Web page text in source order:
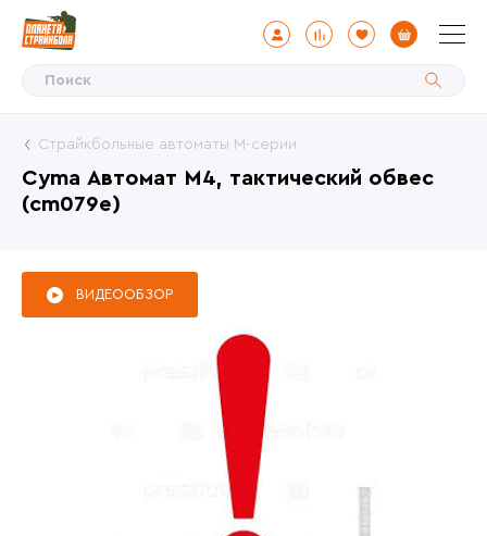
Cyma Автомат M4, тактический обвес
(cm079e)
Страйкбольные автоматы М-серии
ВИДЕООБЗОР